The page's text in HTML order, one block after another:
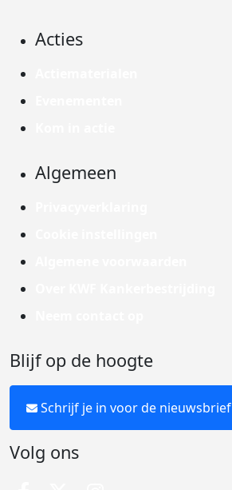
Acties
Algemeen
Blijf op de hoogte
Schrijf je in voor de nieuwsbrief
Volg ons